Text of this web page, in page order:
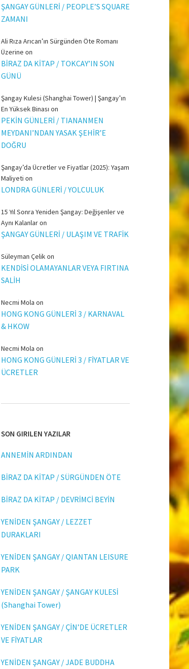
ŞANGAY GÜNLERİ / PEOPLE’S SQUARE
ZAMANI
Ali Rıza Arıcan’ın Sürgünden Öte Romanı
Üzerine on
BİRAZ DA KİTAP / TOKCAY’IN SON
GÜNÜ
Şangay Kulesi (Shanghai Tower) | Şangay’ın
En Yüksek Binası on
PEKİN GÜNLERİ / TIANANMEN
MEYDANI’NDAN YASAK ŞEHİR’E
DOĞRU
Şangay’da Ücretler ve Fiyatlar (2025): Yaşam
Maliyeti on
LONDRA GÜNLERİ / YOLCULUK
15 Yıl Sonra Yeniden Şangay: Değişenler ve
Aynı Kalanlaron
ŞANGAY GÜNLERİ / ULAŞIM VE TRAFİK
Süleyman Çelikon
KENDİSİ OLAMAYANLAR VEYA FIRTINA
SALİH
Necmi Mola on
HONG KONG GÜNLERİ 3 / KARNAVAL
& HKOW
Necmi Mola on
HONG KONG GÜNLERİ 3 / FİYATLAR VE
ÜCRETLER
SON GIRILEN YAZILAR
ANNEMİN ARDINDAN
BİRAZ DA KİTAP / SÜRGÜNDEN ÖTE
BİRAZ DA KİTAP / DEVRİMCİ BEYİN
YENİDEN ŞANGAY / LEZZET
DURAKLARI
YENİDEN ŞANGAY / QIANTAN LEISURE
PARK
YENİDEN ŞANGAY / ŞANGAY KULESİ
(Shanghai Tower)
YENİDEN ŞANGAY / ÇİN’DE ÜCRETLER
VE FİYATLAR
YENİDEN ŞANGAY / JADE BUDDHA